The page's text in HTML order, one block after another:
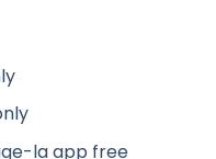
la app free